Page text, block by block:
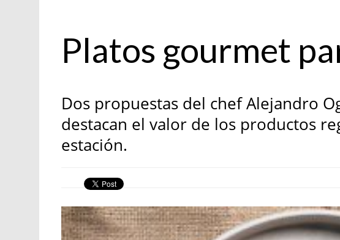
Platos gourmet
Dos propuestas del chef Alejandro
destacan el valor de los productos
estación.